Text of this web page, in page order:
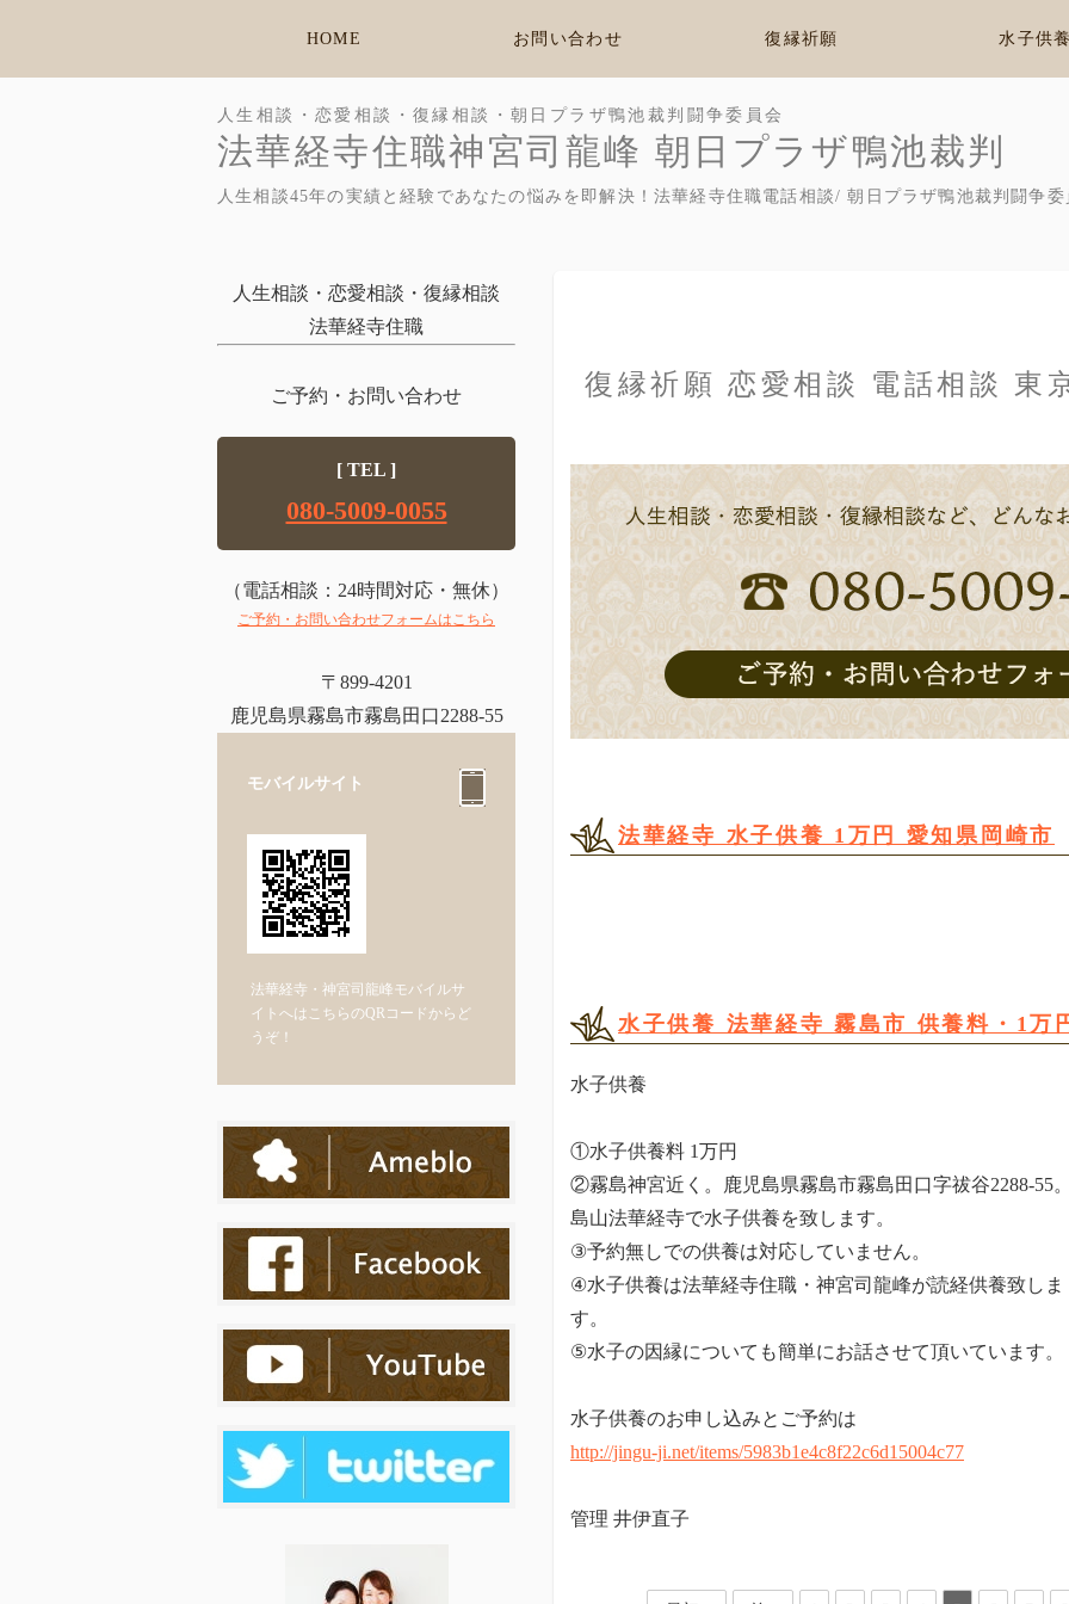
人生相談・恋愛相談・復縁相談・朝日プラザ鴨池裁判闘争委員会
法華経寺住職神宮司龍峰 朝日プラザ鴨池裁判
人生相談45年の実績と経験であなたの悩みを即解決！法華経寺住職電話相談/ 朝日プラザ鴨池裁判闘争
HOME お問い合わせ 復縁祈願 水子供
復縁祈願 恋愛相談 電話相談 東
法華経寺 水子供養 1万円 愛知県岡崎市
水子供養 法華経寺 霧島市 供養料・1万
水子供養
①水子供養料 1万円
②霧島神宮近く。鹿児島県霧島市霧島田口字祓谷2288-55
島山法華経寺で水子供養を致します。
③予約無しでの供養は対応していません。
④水子供養は法華経寺住職・神宮司龍峰が読経供養致しま
す。
⑤水子の因縁についても簡単にお話させて頂いています。
水子供養のお申し込みとご予約は
http://jingu-ji.net/items/5983b1e4c8f22c6d15004c77
管理 井伊直子
人生相談・恋愛相談・復縁相談
法華経寺住職
ご予約・お問い合わせ
[ TEL ]
080-5009-0055
（電話相談：24時間対応・無休）
ご予約・お問い合わせフォームはこちら
〒899-4201
鹿児島県霧島市霧島田口2288-55
モバイルサイト
法華経寺・神宮司龍峰モバイルサ
イトへはこちらのQRコードからど
うぞ！